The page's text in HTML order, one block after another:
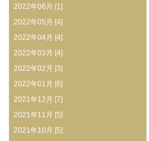
2022年06月 [1]
2022年05月 [4]
2022年04月 [4]
2022年03月 [4]
2022年02月 [3]
2022年01月 [6]
2021年12月 [7]
2021年11月 [5]
2021年10月 [5]